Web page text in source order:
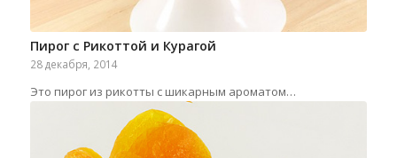
Пирог с Рикоттой и Курагой
28 декабря, 2014
Это пирог из рикотты с шикарным ароматом…